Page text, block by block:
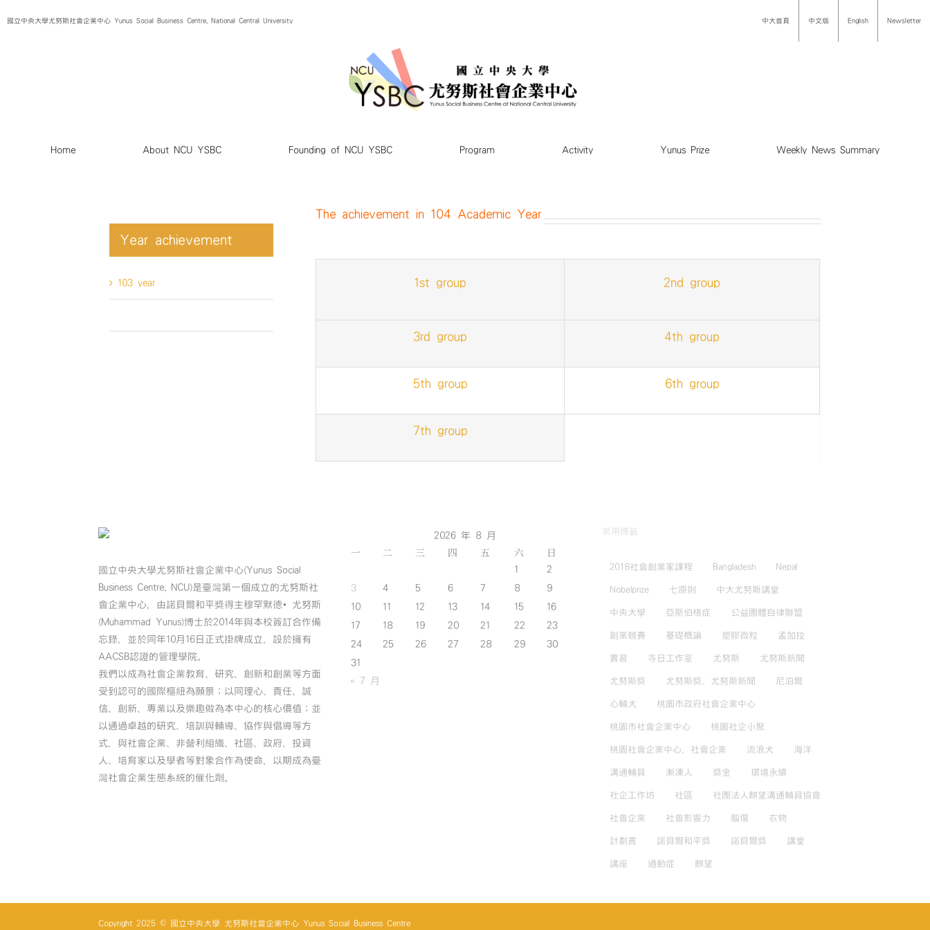
to國立中央大學尤努斯社會企業中心 Yunus Social Business Centre, National Central University 中大首頁 中文版 English Newsletter
Home About NCU YSBC Founding of NCU YSBC Program Activity Yunus Prize Weekly News Summary
The achievement in 104 Academic Year
1st group 2nd group
3rd group 4th group
5th group 6th group
7th group
Year achievement
103 year
國立中央大學尤努斯社會企業中心(Yunus Social
Business Centre, NCU)是臺灣第一個成立的尤努斯社
會企業中心，由諾貝爾和平獎得主穆罕默德•尤努斯
(Muhammad Yunus)博士於2014年與本校簽訂合作備
忘錄，並於同年10月16日正式掛牌成立，設於擁有
AACSB認證的管理學院。
我們以成為社會企業教育、研究、創新和創業等方面
受到認可的國際樞紐為願景；以同理心、責任、誠
信、創新、專業以及樂趣做為本中心的核心價值；並
以通過卓越的研究、培訓與輔導、協作與倡導等方
式，與社會企業、非營利組織、社區、政府、投資
人、培育家以及學者等對象合作為使命，以期成為臺
灣社會企業生態系統的催化劑。
2026 年 8 月
一 二 三 四 五 六 日
1
2
3
4 5 6 7 8
9
10
11 12 13 14 15
16
17
18 19 20 21 22
23
24
25 26 27 28 29
30
31
« 7 月
常用標籤
2018社會創業家課程 Bangladesh Nepal
Nobelprize 七原則 中大尤努斯講堂
中央大學 亞斯伯格症 公益團體自律聯盟
創業競賽 基礎概論 塑膠微粒 孟加拉
實習 寺日工作室 尤努斯 尤努斯新聞
尤努斯獎 尤努斯獎，尤努斯新聞 尼泊爾
心輔犬 桃園市政府社會企業中心
桃園市社會企業中心 桃園社企小聚
桃園社會企業中心，社會企業 流浪犬 海洋
溝通輔具 漸凍人 獎金 環境永續
社企工作坊 社區 社團法人麒望溝通輔具協會
社會企業 社會影響力 腦傷 衣物
計劃書 諾貝爾和平獎 諾貝爾獎 講堂
講座 過動症 麒望
Copyright 2025 © 國立中央大學 尤努斯社會企業中心 Yunus Social Business Centre